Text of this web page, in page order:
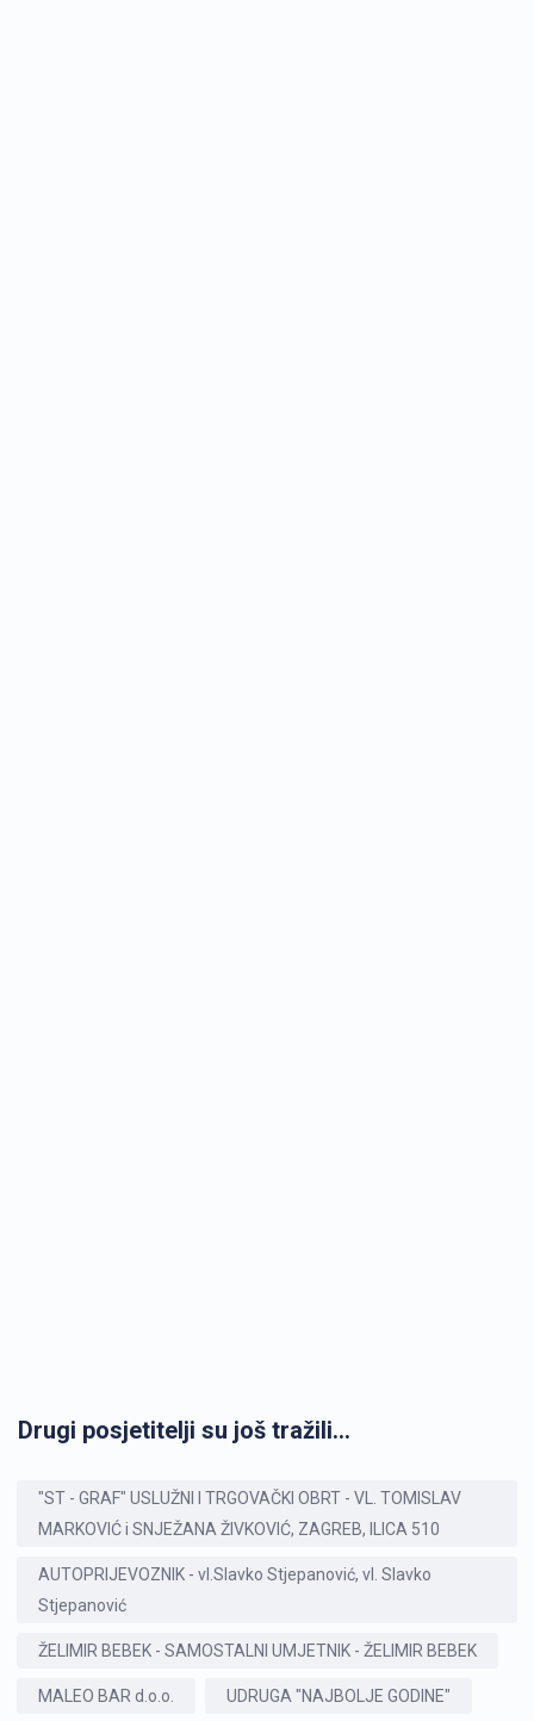
Drugi posjetitelji su još tražili...
"ST - GRAF" USLUŽNI I TRGOVAČKI OBRT - VL. TOMISLAV
MARKOVIĆ i SNJEŽANA ŽIVKOVIĆ, ZAGREB, ILICA 510
AUTOPRIJEVOZNIK - vl.Slavko Stjepanović, vl. Slavko
Stjepanović
ŽELIMIR BEBEK - SAMOSTALNI UMJETNIK - ŽELIMIR BEBEK
MALEO BAR d.o.o. UDRUGA "NAJBOLJE GODINE"